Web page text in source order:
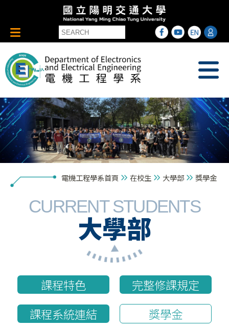
電機工程學系首頁 在校生 大學部 獎學金
CURRENT STUDENTS
大學部
課程特色
完整修課規定
課程系統連結
獎學金